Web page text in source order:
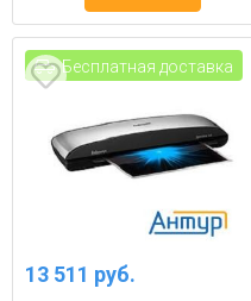
Бесплатная доставка
13 511 руб.